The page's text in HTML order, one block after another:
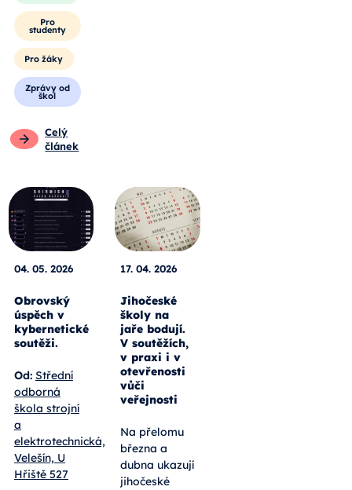
Pro
studenty
Pro žáky
Zprávy od
škol
Celý
článek
04. 05. 2026
Obrovský
úspěch v
kybernetické
soutěži.
Od: Střední
odborná
škola strojní
a
elektrotechnická,
Velešín, U
Hřiště 527
17. 04. 2026
Jihočeské
školy na
jaře bodují.
V soutěžích,
v praxi i v
otevřenosti
vůči
veřejnosti
Na přelomu
března a
dubna ukazují
jihočeské